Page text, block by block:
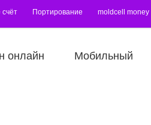
Портирование moldcell money
онлайн Мобильный